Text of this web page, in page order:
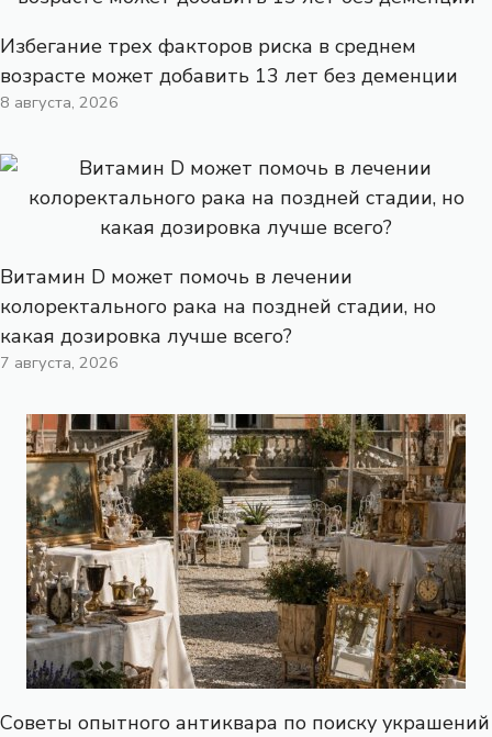
Избегание трех факторов риска в среднем
возрасте может добавить 13 лет без деменции
8 августа, 2026
Витамин D может помочь в лечении
колоректального рака на поздней стадии, но
какая дозировка лучше всего?
7 августа, 2026
Советы опытного антиквара по поиску украшений